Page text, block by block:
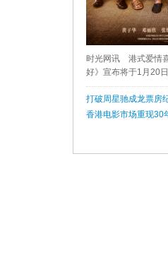
时光网讯 港式爱情
好》宣布将于1月20
开放映520天的纪念
预告。 电影《还是觉
友Monica（邓丽欣
打破周星驰成龙票房
何许人？
香港电影市场重现30